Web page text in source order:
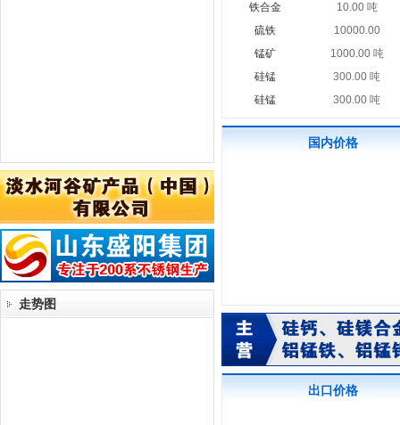
走势图
铁合金
10.00 吨
硫铁
10000.00
锰矿
1000.00 吨
硅锰
300.00 吨
硅锰
300.00 吨
国内价格
出口价格